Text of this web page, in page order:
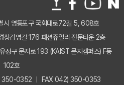
시 영등포구 국회대로72길 5, 608호
상감영길 176 패션쥬얼리 전문타운 2층
성구 문지로 193 (KAIST 문지캠퍼스) F동
102호
350-0352 FAX 042) 350-0353